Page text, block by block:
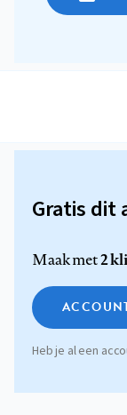
Gratis dit
Maak met2
Heb je al een